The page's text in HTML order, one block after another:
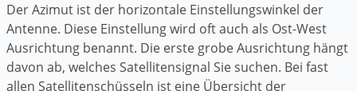
Der Azimut ist der horizontale Einstellungswinkel der
Antenne. Diese Einstellung wird oft auch als Ost-West
Ausrichtung benannt. Die erste grobe Ausrichtung hängt
davon ab, welches Satellitensignal Sie suchen. Bei fast
allen Satellitenschüsseln ist eine Übersicht der